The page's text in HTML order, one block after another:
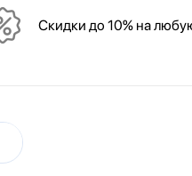
Скидки до 10% на